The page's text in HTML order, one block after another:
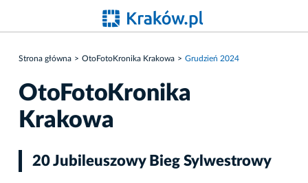
Strona główna OtoFotoKronika Krakowa Grudzień 2024
OtoFotoKronika
Krakowa
20 Jubileuszowy Bieg Sylwestrowy